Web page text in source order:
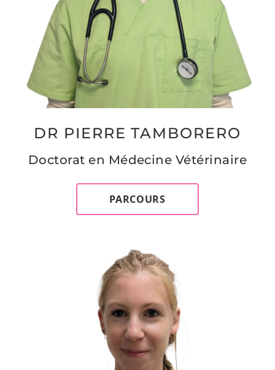
DR PIERRE TAMBORERO
Doctorat en Médecine Vétérinaire
PARCOURS